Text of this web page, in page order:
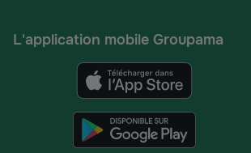
L'application mobile Groupama